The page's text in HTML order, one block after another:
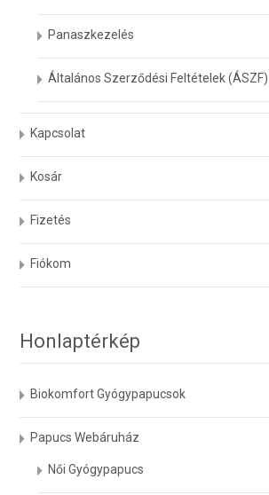
Panaszkezelés
Általános Szerződési Feltételek (ÁSZF)
Kapcsolat
Kosár
Fizetés
Fiókom
Honlaptérkép
Biokomfort Gyógypapucsok
Papucs Webáruház
Női Gyógypapucs